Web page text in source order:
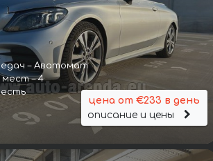
– Аватомат
– 4
есть
цена от €233 в день
описание и цены